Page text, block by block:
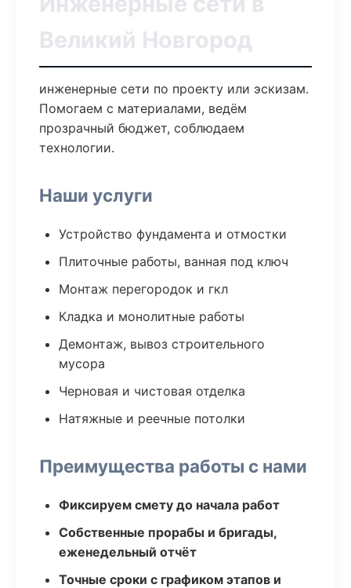
Великий Новгород
инженерные сети по проекту или эскизам.
Помогаем с материалами, ведём
прозрачный бюджет, соблюдаем
технологии.
Наши услуги
Устройство фундамента и отмостки
Плиточные работы, ванная под ключ
Монтаж перегородок и гкл
Кладка и монолитные работы
Демонтаж, вывоз строительного
мусора
Черновая и чистовая отделка
Натяжные и реечные потолки
Преимущества работы с нами
Фиксируем смету до начала работ
Собственные прорабы и бригады,
еженедельный отчёт
Точные сроки с графиком этапов и